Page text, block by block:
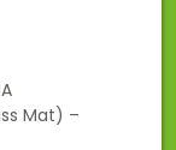
Mat) –